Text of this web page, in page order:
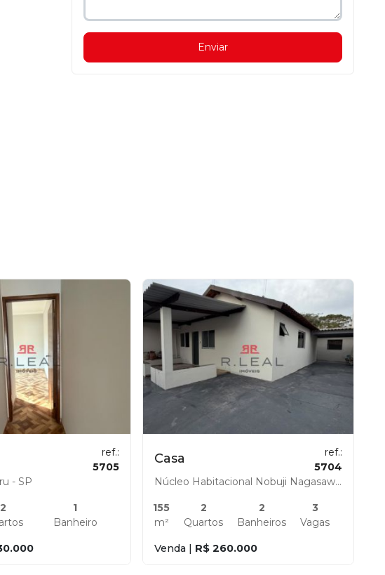
Enviar
ref.:
5705
- SP
2
1
Banheiro
Casa
ref.:
5704
Núcleo Habitacional Nobuji Nagasawa, Bauru - SP
155
m²
2
Quartos
2
Banheiros
3
Vagas
Venda | R$ 260.000